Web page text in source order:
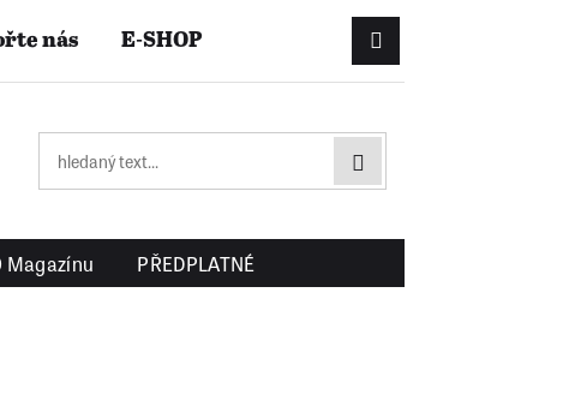
nás E-SHOP
Přihlášení/
Magazínu PŘEDPLATNÉ